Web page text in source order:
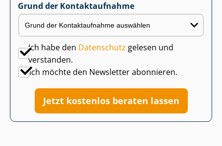
Grund der Kontaktaufnahme
Ich habe den Datenschutz gelesen und
verstanden.
Ich möchte den Newsletter abonnieren.
Jetzt kostenlos beraten lassen